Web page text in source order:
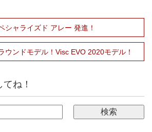
シャライズド アレー 発進！
ウンドモデル！Visc EVO 2020モデル！
ね！